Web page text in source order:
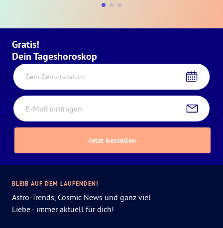
Gratis!
Dein Tageshoroskop
Dein Geburtsdatum
Jetzt bestellen
BLEIB AUF DEM LAUFENDEN!
Astro-Trends, Cosmic News und ganz viel
Liebe - immer aktuell für dich!